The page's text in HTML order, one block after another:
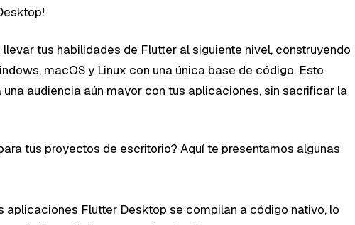
tus habilidades de Flutter al siguiente nivel, construyendo
macOS y Linux con una única base de código. Esto
audiencia aún mayor con tus aplicaciones, sin sacrificar la
tus proyectos de escritorio? Aquí te presentamos algunas
aplicaciones Flutter Desktop se compilan a código nativo, lo